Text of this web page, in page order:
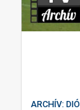
ARCHÍV: